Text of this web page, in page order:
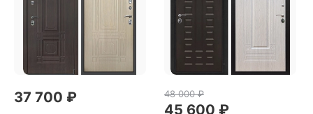
37 700 ₽ 48 000 ₽
45 600 ₽